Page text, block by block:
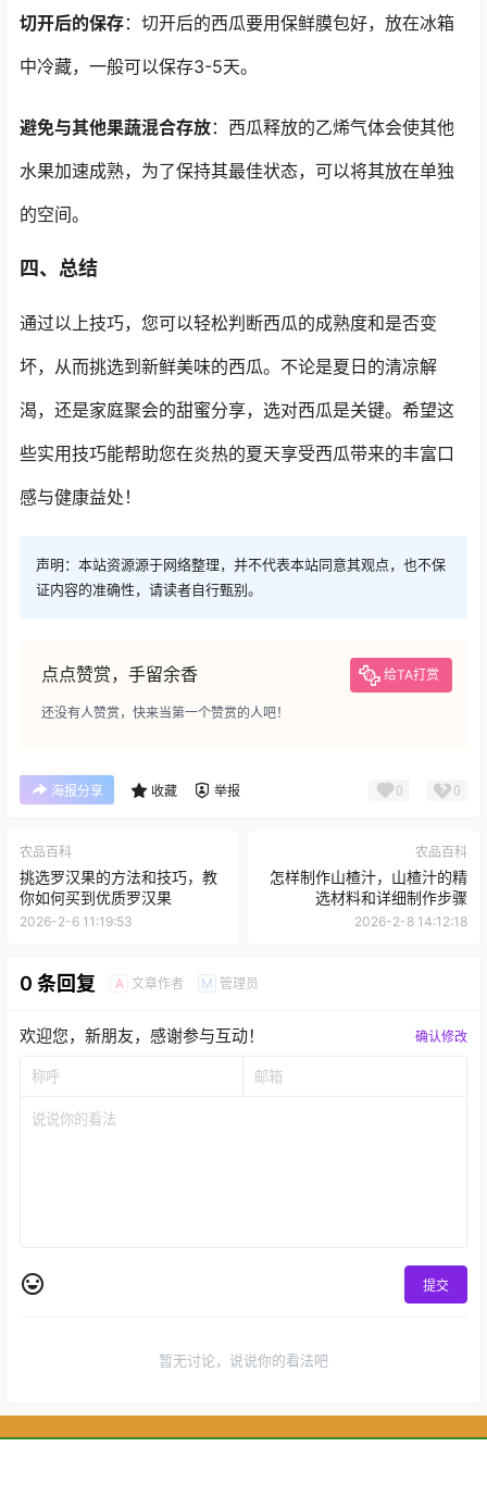
切开后的保存：切开后的西瓜要用保鲜膜包好，放在冰箱
中冷藏，一般可以保存3-5天。
避免与其他果蔬混合存放：西瓜释放的乙烯气体会使其他
水果加速成熟，为了保持其最佳状态，可以将其放在单独
的空间。
四、总结
通过以上技巧，您可以轻松判断西瓜的成熟度和是否变
坏，从而挑选到新鲜美味的西瓜。不论是夏日的清凉解
渴，还是家庭聚会的甜蜜分享，选对西瓜是关键。希望这
些实用技巧能帮助您在炎热的夏天享受西瓜带来的丰富口
感与健康益处！
声明：本站资源源于网络整理，并不代表本站同意其观点，也不保
证内容的准确性，请读者自行甄别。
点点赞赏，手留余香 给TA打赏
还没有人赞赏，快来当第一个赞赏的人吧！
海报分享 收藏 举报 0 0
农品百科
挑选罗汉果的方法和技巧，教
你如何买到优质罗汉果
2026-2-6 11:19:53
农品百科
怎样制作山楂汁，山楂汁的精
选材料和详细制作步骤
2026-2-8 14:12:18
0 条回复 A 文章作者 M 管理员
欢迎您，新朋友，感谢参与互动！ 确认修改
提交
暂无讨论，说说你的看法吧